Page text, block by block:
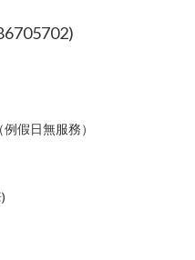
假日無服務）